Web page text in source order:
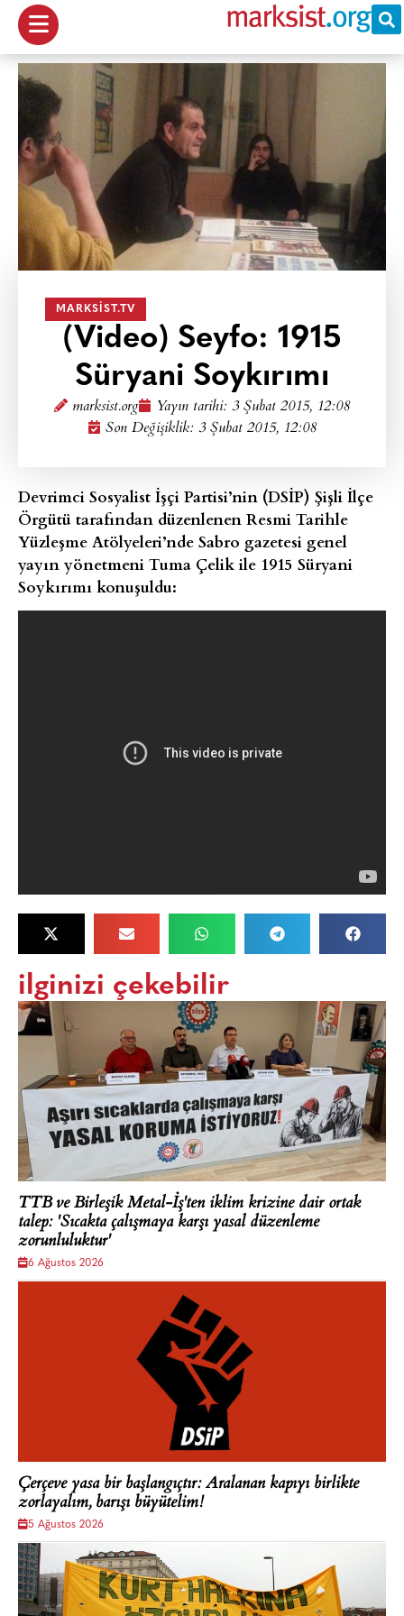
MARKSIST.TV
(Video) Seyfo: 1915
Süryani Soykırımı
marksist.org Yayın tarihi: 3 Şubat 2015, 12:08
Son Değişiklik: 3 Şubat 2015, 12:08
Devrimci Sosyalist İşçi Partisi’nin (DSİP) Şişli İlçe
Örgütü tarafından düzenlenen Resmi Tarihle
Yüzleşme Atölyeleri’nde Sabro gazetesi genel
yayın yönetmeni Tuma Çelik ile 1915 Süryani
Soykırımı konuşuldu:
ilginizi çekebilir
TTB ve Birleşik Metal-İş'ten iklim krizine dair ortak
talep: 'Sıcakta çalışmaya karşı yasal düzenleme
zorunluluktur'
6 Ağustos 2026
Çerçeve yasa bir başlangıçtır: Aralanan kapıyı birlikte
zorlayalım, barışı büyütelim!
5 Ağustos 2026